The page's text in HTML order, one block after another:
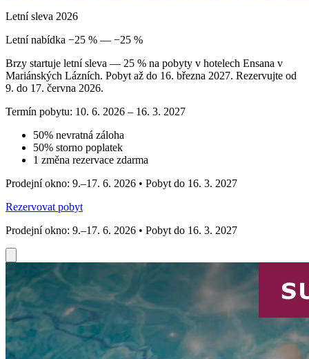
Letní sleva 2026
Letní nabídka −25 % — −25 %
Brzy startuje letní sleva — 25 % na pobyty v hotelech Ensana v
Mariánských Lázních. Pobyt až do 16. března 2027. Rezervujte od
9. do 17. června 2026.
Termín pobytu: 10. 6. 2026 – 16. 3. 2027
50% nevratná záloha
50% storno poplatek
1 změna rezervace zdarma
Prodejní okno: 9.–17. 6. 2026 • Pobyt do 16. 3. 2027
Rezervovat pobyt
Prodejní okno: 9.–17. 6. 2026 • Pobyt do 16. 3. 2027